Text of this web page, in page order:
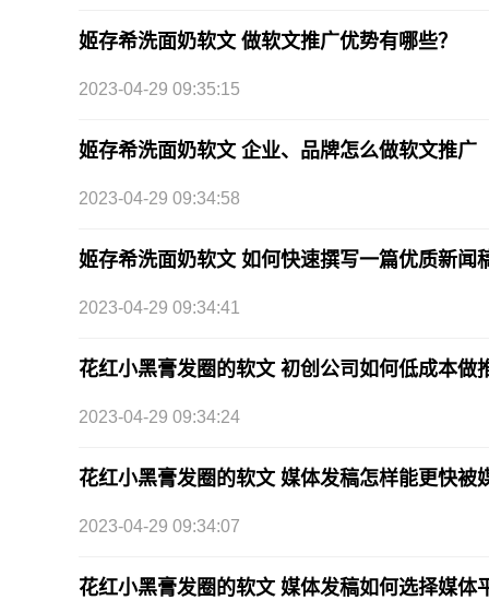
姬存希洗面奶软文 做软文推广优势有哪些？
2023-04-29 09:35:15
姬存希洗面奶软文 企业、品牌怎么做软文推广
2023-04-29 09:34:58
姬存希洗面奶软文 如何快速撰写一篇优质新闻
2023-04-29 09:34:41
花红小黑膏发圈的软文 初创公司如何低成本做
2023-04-29 09:34:24
花红小黑膏发圈的软文 媒体发稿怎样能更快被
2023-04-29 09:34:07
花红小黑膏发圈的软文 媒体发稿如何选择媒体